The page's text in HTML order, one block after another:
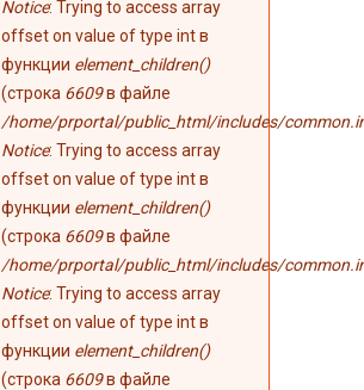
Notice: Trying to access array
offset on value of type int в
функции element_children()
(строка 6609в файле
/home/prportal/public_html/includes/
Notice: Trying to access array
offset on value of type int в
функции element_children()
(строка 6609в файле
/home/prportal/public_html/includes/
Notice: Trying to access array
offset on value of type int в
функции element_children()
(строка 6609в файле